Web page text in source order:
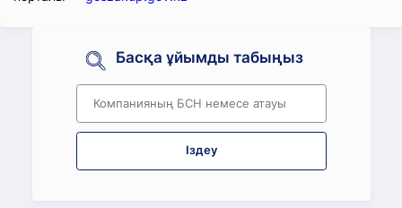
Басқа ұйымды табыңыз
Іздеу